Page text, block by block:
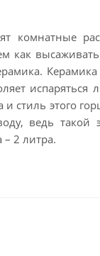
комнатные
как
стиль этого
ведь такой
2 литра.